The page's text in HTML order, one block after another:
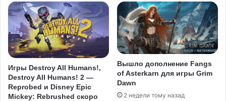
Игры Destroy All Humans!,
Destroy All Humans! 2 —
Reprobed и Disney Epic
Mickey: Rebrushed скоро
Вышло дополнение Fangs
of Asterkarn для игры Grim
Dawn
2 недели тому назад